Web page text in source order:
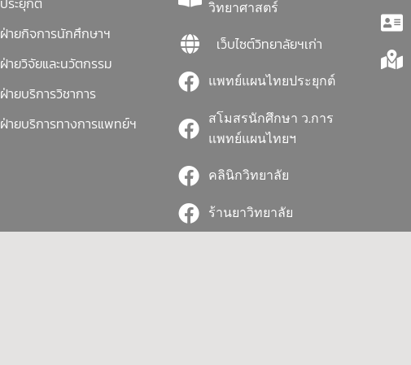
ฝ่ายกิจการนักศึกษาฯ
ฝ่ายวิจัยและนวัตกรรม
ฝ่ายบริการวิชาการ
ฝ่ายบริการทางการแพทย์ฯ
วิทยาศาสตร์
เว็บไซต์วิทยาลัยฯเก่า
แพทย์แผนไทยประยุกต์
สโมสรนักศึกษา ว.การ
แพทย์แผนไทยฯ
คลินิกวิทยาลัย
ร้านยาวิทยาลัย